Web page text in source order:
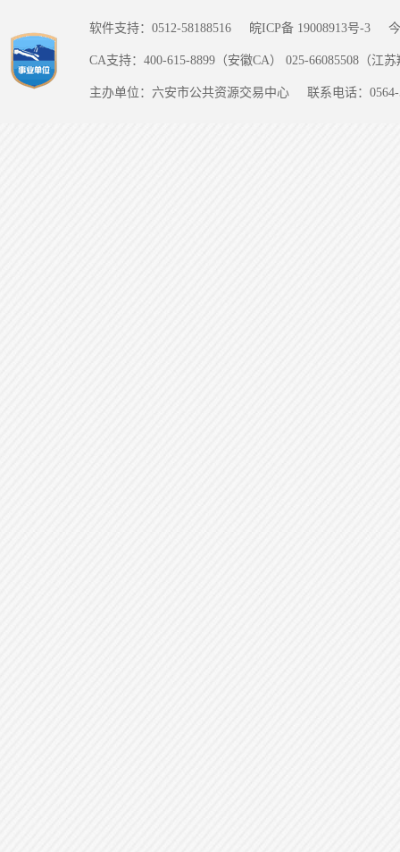
软件支持：0512-58188516 皖ICP备 19008913号-3
CA支持：400-615-8899（安徽CA） 025-66085508（江
主办单位：六安市公共资源交易中心 联系电话：0564-